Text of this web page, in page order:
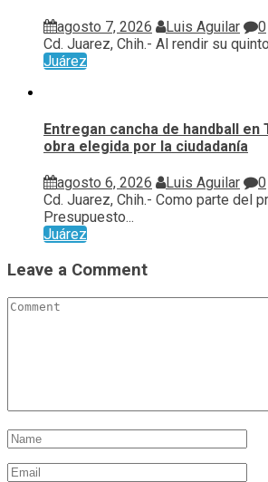
agosto 7, 2026 Luis Aguilar
0
Cd. Juarez, Chih.- Al rendir su
Juárez
Entregan cancha de handball en
obra elegida por la ciudadanía
agosto 6, 2026 Luis Aguilar
0
Cd. Juarez, Chih.- Como parte del
Presupuesto...
Juárez
Leave a Comment